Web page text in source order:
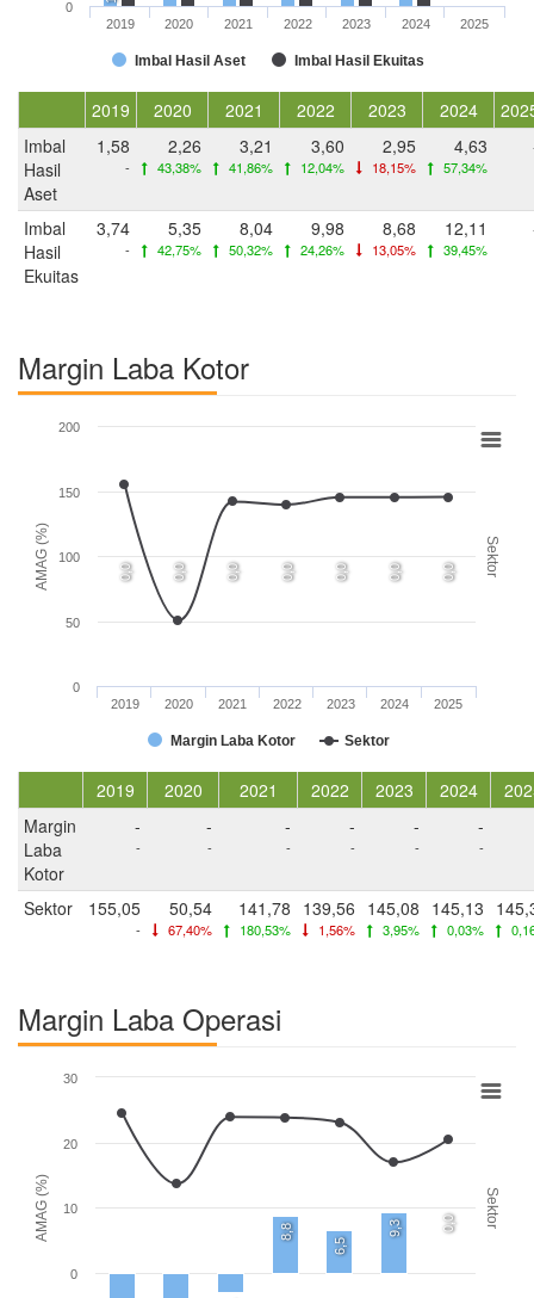
Imbal Hasil Aset Imbal Hasil Ekuitas
2019 2020 2021 2022 2023 2024 2025
0
2019 2020 2021 2022 2023 2024
Imbal
Hasil
Aset
1,58
-
2,26
43,38%
3,21
41,86%
3,60
12,04%
2,95
18,15%
4,63
57,34%
Imbal
Hasil
Ekuitas
3,74
-
5,35
42,75%
8,04
50,32%
9,98
24,26%
8,68
13,05%
12,11
39,45%
Margin Laba Kotor
AMAG (%) Sektor
0,0 0,0 0,0 0,0 0,0 0,0 0,0
Margin Laba Kotor Sektor
2019 2020 2021 2022 2023 2024 2025
0
50
100
150
200
2019 2020 2021 2022 2023 2024
Margin
Laba
Kotor
-
-
-
-
-
-
-
-
-
-
-
-
Sektor 155,05
-
50,54
67,40%
141,78
180,53%
139,56
1,56%
145,08
3,95%
145,13
0,03%
Margin Laba Operasi
AMAG (%) Sektor
8,8
6,5
9,3 0,0
0
10
20
30